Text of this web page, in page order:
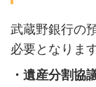
武蔵野銀行の
必要となります
・遺産分割協